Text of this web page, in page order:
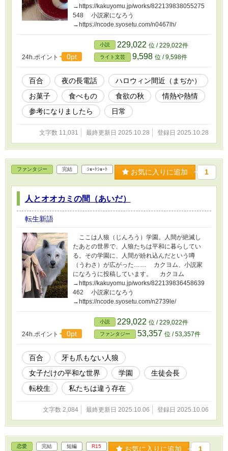
→https://kakuyomu.jp/works/822139838055275
548 小説家になろう
→https://ncode.syosetu.com/n0467lh/
24h.ポイント 0pt
小説 229,022 位 / 229,022件
ライト文芸 9,598 位 / 9,598件
百合 夜の長電話
ハロウィン間近（まぢか）
お菓子
食べもの 食欲の秋
情熱や熱情
参考になりましたら
日常
文字数 11,031 最終更新日 2025.10.28 登録日 2025.10.28
ファンタジー 完結 ｼｮｰﾄｼｮｰﾄ お気に入りに追加 1
人とオオカミの間（あいだ）
転生新語
ここは人狼（じんろう）学園。人間が絶滅し
たあとの世界で、人狼たちは平和に暮らしてい
る。その学園に、人間が紛れ込んだという噂
（うわさ）が広がった…… カクヨム、小説家
になろうに投稿しています。 カクヨム
→https://kakuyomu.jp/works/822139836458639
462 小説家になろう
→https://ncode.syosetu.com/n2739le/
24h.ポイント 0pt
小説 229,022 位 / 229,022件
ファンタジー 53,357 位 / 53,357件
百合
牙も爪もない人狼
女子だけの平和な世界
学園
生徒会長
転校生
私たちは違う存在
文字数 2,084 最終更新日 2025.10.06 登録日 2025.10.06
恋愛 完結 短編 R15 お気に入りに追加 1